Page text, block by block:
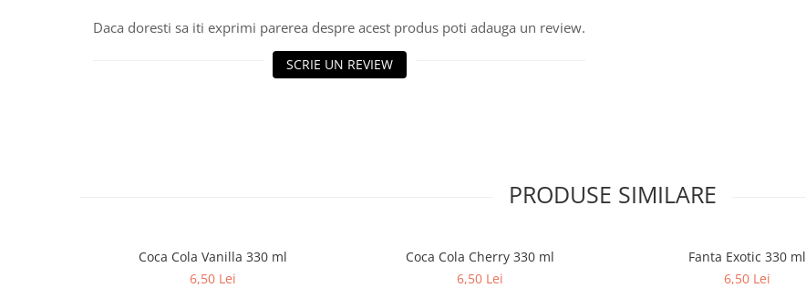
Daca doresti sa iti exprimi parerea despre acest produs poti adauga un review.
SCRIE UN REVIEW
PRODUSE SIMILARE
Coca Cola Vanilla 330 ml
6,50 Lei
Coca Cola Cherry 330 ml
6,50 Lei
Fanta Exotic 330 ml
6,50 Lei